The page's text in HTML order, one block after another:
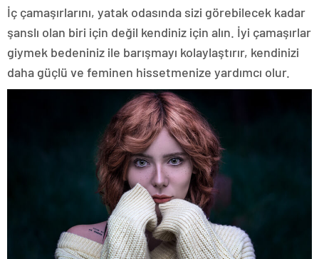
İç çamaşırlarını, yatak odasında sizi görebilecek kadar
şanslı olan biri için değil kendiniz için alın. İyi çamaşırlar
giymek bedeniniz ile barışmayı kolaylaştırır, kendinizi
daha güçlü ve feminen hissetmenize yardımcı olur.